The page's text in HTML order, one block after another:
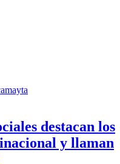
destacan los
y llaman